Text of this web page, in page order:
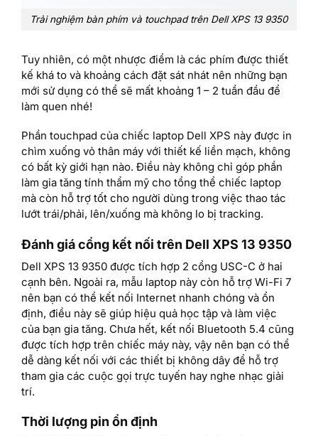
Trải nghiệm bàn phím và touchpad trên Dell XPS 13 9350
Tuy nhiên, có một nhược điểm là các phím được thiết
kế khá to và khoảng cách đặt sát nhát nên những bạn
mới sử dụng có thể sẽ mất khoảng 1 – 2 tuần đầu để
làm quen nhé!
Phần touchpad của chiếc laptop Dell XPS này được in
chìm xuống vỏ thân máy với thiết kế liền mạch, không
có bất kỳ giới hạn nào. Điều này không chỉ góp phần
làm gia tăng tính thẩm mỹ cho tổng thể chiếc laptop
mà còn hỗ trợ tốt cho người dùng trong việc thao tác
lướt trái/phải, lên/xuống mà không lo bị tracking.
Đánh giá cổng kết nối trên Dell XPS 13 9350
Dell XPS 13 9350 được tích hợp 2 cổng USC-C ở hai
cạnh bên. Ngoài ra, mẫu laptop này còn hỗ trợ Wi-Fi 7
nên bạn có thể kết nối Internet nhanh chóng và ổn
định, điều này sẽ giúp hiệu quả học tập và làm việc
của bạn gia tăng. Chưa hết, kết nối Bluetooth 5.4 cũng
được tích hợp trên chiếc máy này, vậy nên bạn có thể
dễ dàng kết nối với các thiết bị không dây để hỗ trợ
tham gia các cuộc gọi trực tuyến hay nghe nhạc giải
trí.
Thời lượng pin ổn định